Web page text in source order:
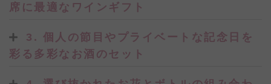
席に最適なワインギフト
3. 個人の節目やプライベートな記念日を
彩る多彩なお酒のセット